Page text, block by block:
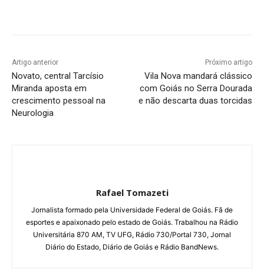
Artigo anterior
Novato, central Tarcísio
Miranda aposta em
crescimento pessoal na
Neurologia
Próximo artigo
Vila Nova mandará clássico
com Goiás no Serra Dourada
e não descarta duas torcidas
Rafael Tomazeti
Jornalista formado pela Universidade Federal de Goiás. Fã de
esportes e apaixonado pelo estado de Goiás. Trabalhou na Rádio
Universitária 870 AM, TV UFG, Rádio 730/Portal 730, Jornal
Diário do Estado, Diário de Goiás e Rádio BandNews.